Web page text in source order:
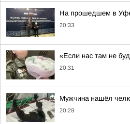
На прошедшем в Уфе
20:33
«Если нас там не
20:31
Мужчина нашёл
20:28